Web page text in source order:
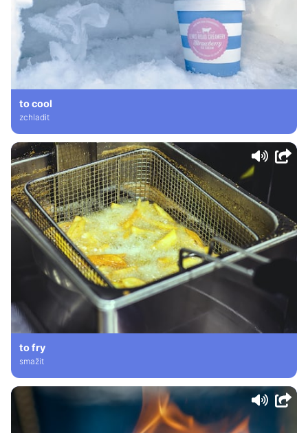
to cool
zchladit
to fry
smažit